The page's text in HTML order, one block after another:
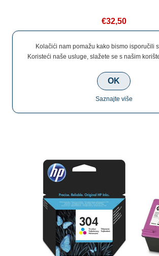
€32,50
HP 304 Color N9K05Ae
Kolačići nam pomažu kako bismo isporučili
Koristeći naše usluge, slažete se s našim
OK
Saznajte više